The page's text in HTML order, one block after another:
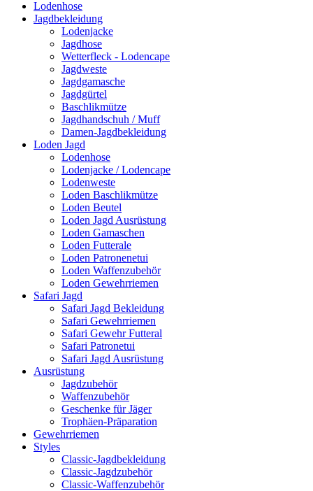
Lodenhose
Jagdbekleidung
Lodenjacke
Jagdhose
Wetterfleck - Lodencape
Jagdweste
Jagdgamasche
Jagdgürtel
Baschlikmütze
Jagdhandschuh / Muff
Damen-Jagdbekleidung
Loden Jagd
Lodenhose
Lodenjacke / Lodencape
Lodenweste
Loden Baschlikmütze
Loden Beutel
Loden Jagd Ausrüstung
Loden Gamaschen
Loden Futterale
Loden Patronenetui
Loden Waffenzubehör
Loden Gewehrriemen
Safari Jagd
Safari Jagd Bekleidung
Safari Gewehrriemen
Safari Gewehr Futteral
Safari Patronetui
Safari Jagd Ausrüstung
Ausrüstung
Jagdzubehör
Waffenzubehör
Geschenke für Jäger
Trophäen-Präparation
Gewehrriemen
Styles
Classic-Jagdbekleidung
Classic-Jagdzubehör
Classic-Waffenzubehör